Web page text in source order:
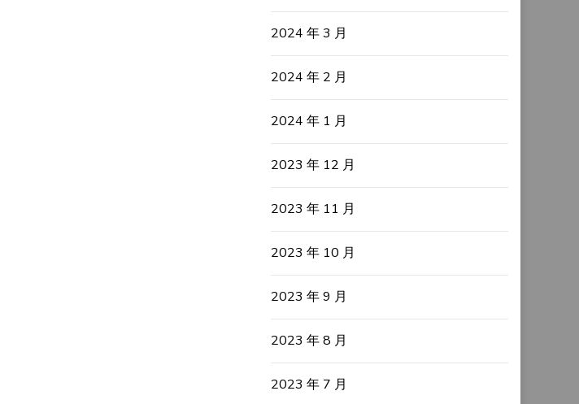
2024 年 3 月
2024 年 2 月
2024 年 1 月
2023 年 12 月
2023 年 11 月
2023 年 10 月
2023 年 9 月
2023 年 8 月
2023 年 7 月